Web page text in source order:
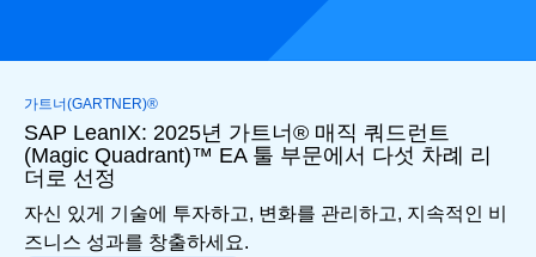
가트너(GARTNER)®
SAP LeanIX: 2025년 가트너® 매직 쿼드런트
(Magic Quadrant)™ EA 툴 부문에서 다섯 차례 리
더로 선정
자신 있게 기술에 투자하고, 변화를 관리하고, 지속적인 비
즈니스 성과를 창출하세요.